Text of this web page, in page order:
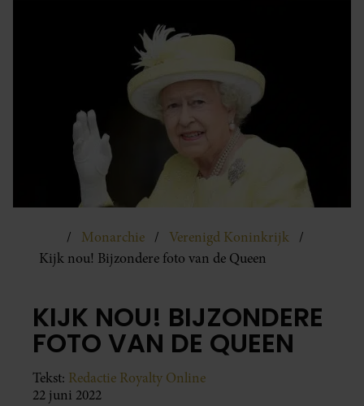
Monarchie
Verenigd Koninkrijk
Kijk nou! Bijzondere foto van de Queen
KIJK NOU! BIJZONDERE
FOTO VAN DE QUEEN
Tekst: Redactie Royalty Online
22 juni 2022